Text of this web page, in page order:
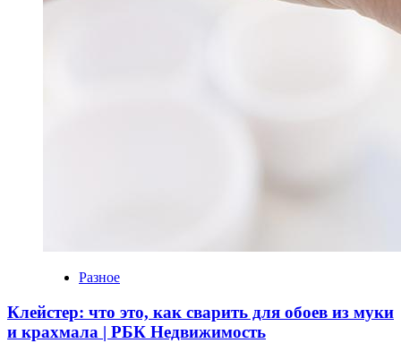
Разное
Клейстер: что это, как сварить для обоев из муки
и крахмала | РБК Недвижимость